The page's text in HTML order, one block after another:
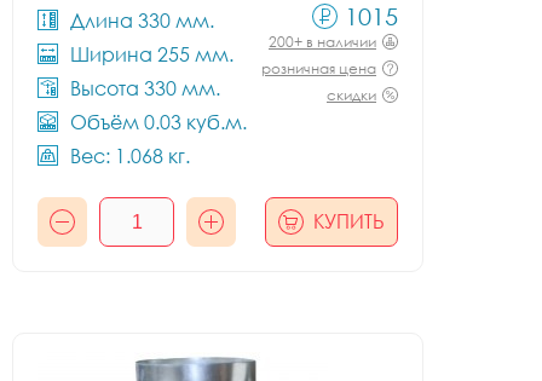
Длина 330 мм.
Ширина 255 мм.
Высота 330 мм.
Объём 0.03 куб.м.
Вес: 1.068 кг.
1015
200+ в наличии
розничная цена
скидки
КУПИТЬ